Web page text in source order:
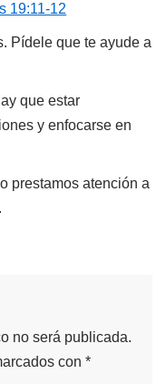
19:11-12
Pídele que te ayude a
que estar
y enfocarse en
prestamos atención a
no será publicada.
con *